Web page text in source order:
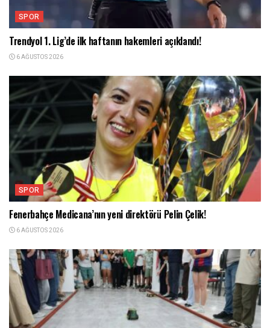
SPOR
Trendyol 1. Lig’de ilk haftanın hakemleri açıklandı!
6 AĞUSTOS 2026
SPOR
Fenerbahçe Medicana’nın yeni direktörü Pelin Çelik!
6 AĞUSTOS 2026